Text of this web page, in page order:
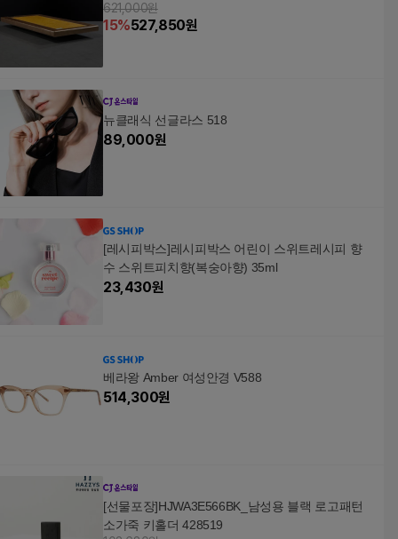
621,000원
15%527,850원
뉴클래식 선글라스 518
89,000원
[레시피박스]레시피박스 어린이 스위트레시피 향
수 스위트피치향(복숭아향) 35ml
23,430원
베라왕 Amber 여성안경 V588
514,300원
[선물포장]HJWA3E566BK_남성용 블랙 로고패턴
소가죽 키홀더 428519